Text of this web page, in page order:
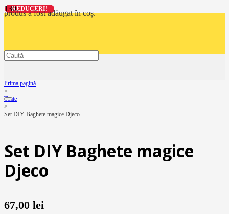
produsa fost adăugat în coș.
Prima pagină
>
Toate
>
Set DIY Baghete magice Djeco
Set DIY Baghete magice
Djeco
67,00 lei
REDUCERI!
REDUCERI!
REDUCERI!
REDUCERI!